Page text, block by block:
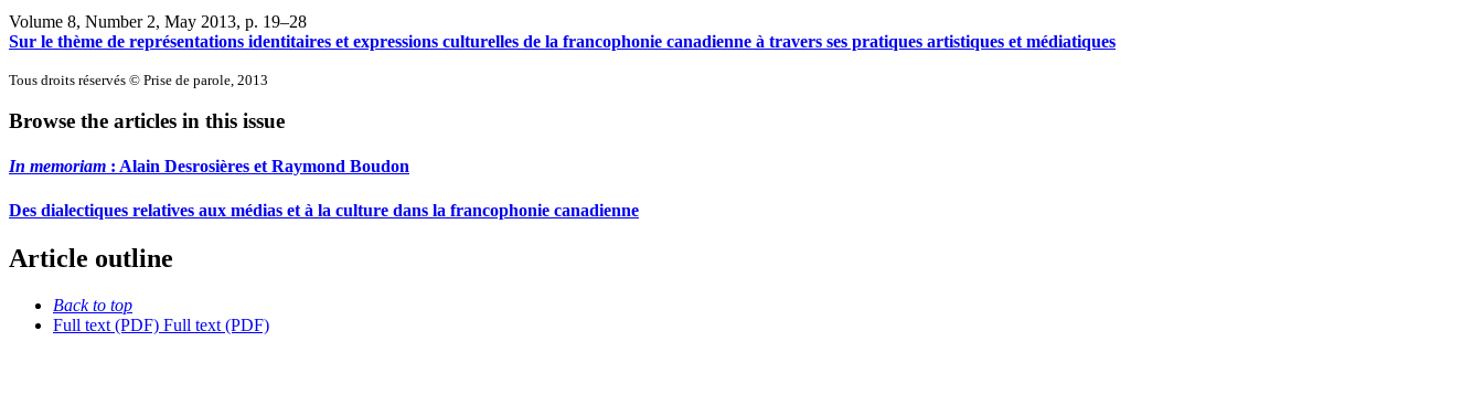
Volume 8, Number 2, May 2013, p. 19–28
Sur le thème de représentations identitaires et expressions culturelles de la francophonie canadienne à travers ses pratiques artistiques et médiatiques
Tous droits réservés © Prise de parole, 2013
Browse the articles in this issue
In memoriam : Alain Desrosières et Raymond Boudon
Des dialectiques relatives aux médias et à la culture dans la francophonie canadienne
Article outline
Back to top
Full text (PDF) Full text (PDF)